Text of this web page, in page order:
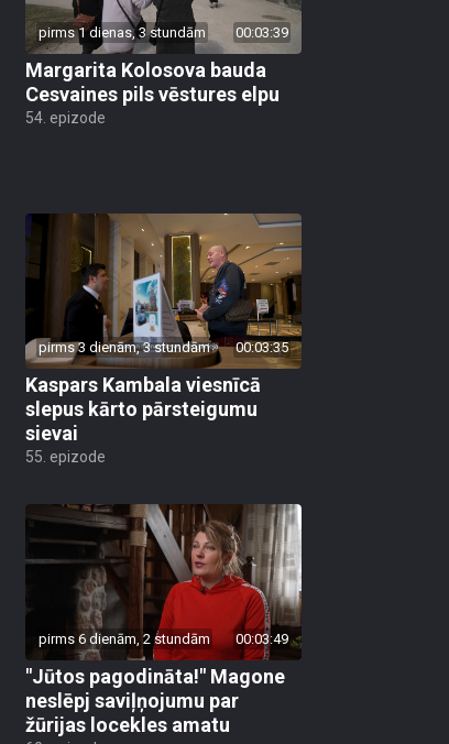
pirms 1 dienas, 3 stundām 00:03:39
Margarita Kolosova bauda
Cesvaines pils vēstures elpu
54. epizode
pirms 3 dienām, 3 stundām 00:03:35
Kaspars Kambala viesnīcā
slepus kārto pārsteigumu
sievai
55. epizode
pirms 6 dienām, 2 stundām 00:03:49
"Jūtos pagodināta!" Magone
neslēpj saviļņojumu par
žūrijas locekles amatu